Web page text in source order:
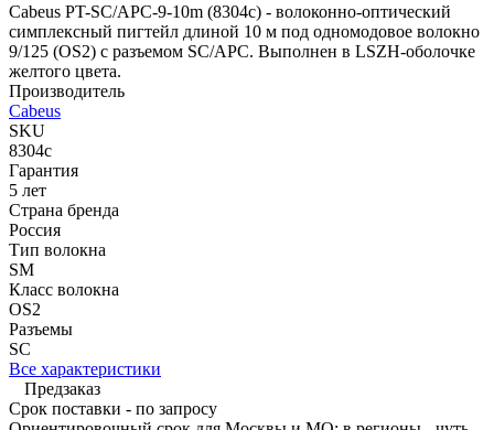
Cabeus PT-SC/APC-9-10m (8304c) - волоконно-оптический
симплексный пигтейл длиной 10 м под одномодовое волокно
9/125 (OS2) с разъемом SC/APC. Выполнен в LSZH-оболочке
желтого цвета.
Производитель
Cabeus
SKU
8304c
Гарантия
5 лет
Страна бренда
Россия
Тип волокна
SM
Класс волокна
OS2
Разъемы
SC
Все характеристики
Предзаказ
Срок поставки - по запросу